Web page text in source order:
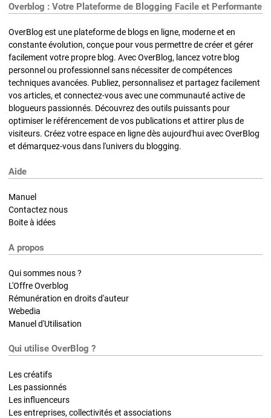
Overblog : Votre Plateforme de Blogging Facile et Performante
OverBlog est une plateforme de blogs en ligne, moderne et en
constante évolution, conçue pour vous permettre de créer et gérer
facilement votre propre blog. Avec OverBlog, lancez votre blog
personnel ou professionnel sans nécessiter de compétences
techniques avancées. Publiez, personnalisez et partagez facilement
vos articles, et connectez-vous avec une communauté active de
blogueurs passionnés. Découvrez des outils puissants pour
optimiser le référencement de vos publications et attirer plus de
visiteurs. Créez votre espace en ligne dès aujourd'hui avec OverBlog
et démarquez-vous dans l'univers du blogging.
Aide
Manuel
Contactez nous
Boite à idées
A propos
Qui sommes nous ?
L'Offre Overblog
Rémunération en droits d'auteur
Webedia
Manuel d'Utilisation
Qui utilise OverBlog ?
Les créatifs
Les passionnés
Les influenceurs
Les entreprises, collectivités et associations